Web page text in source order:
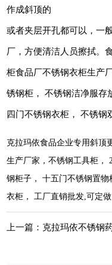
作成斜顶的
或者夹层开孔都可以，一
厂，方便清洁人员擦拭。
柜食品厂不锈钢衣柜生产
锈钢柜， 不锈钢洁净服存
四门不锈钢衣柜， 不锈钢
克拉玛依食品企业专用斜顶
生产厂家，不锈钢工具柜，
钢柜子， 十五门不锈钢置
衣柜， 工厂直销批发,可定做
上一篇： 克拉玛依不锈钢